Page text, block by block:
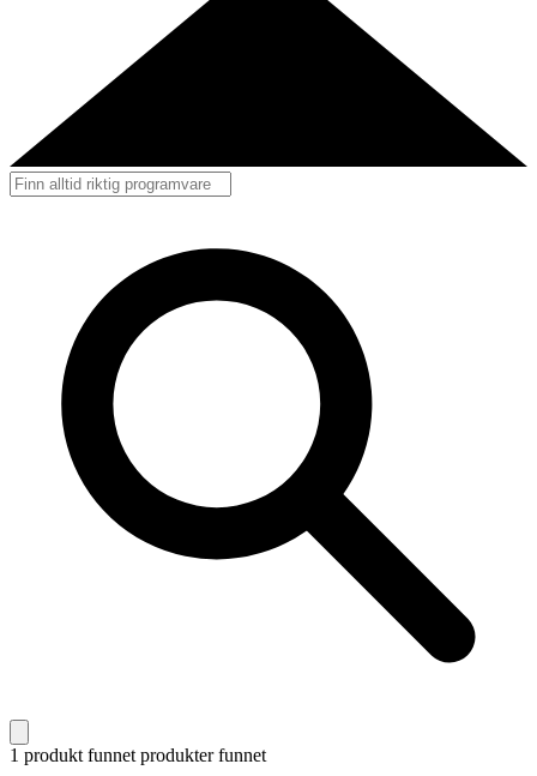
1 produkt funnet produkter funnet